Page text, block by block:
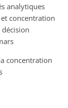
analytiques
concentration
décision
concentration